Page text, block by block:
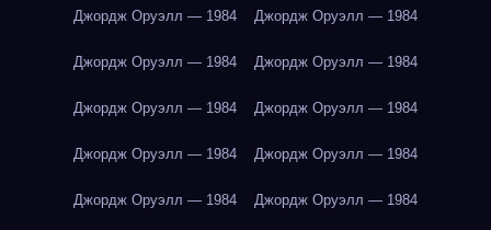
Джордж Оруэлл — 1984 Джордж Оруэлл — 1984
Джордж Оруэлл — 1984 Джордж Оруэлл — 1984
Джордж Оруэлл — 1984 Джордж Оруэлл — 1984
Джордж Оруэлл — 1984 Джордж Оруэлл — 1984
Джордж Оруэлл — 1984 Джордж Оруэлл — 1984